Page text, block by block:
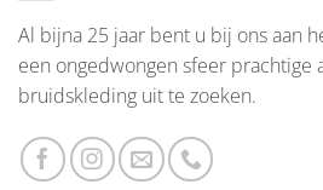
Al bijna 25 jaar bent u bij ons aan
een ongedwongen sfeer prachtige
bruidskleding uit te zoeken.